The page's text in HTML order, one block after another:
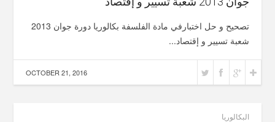
تصحيح و حل اختبارفي مادة الفلسفة بكالوريا دورة جوان 2013
شعبة تسيير و إقتصاد...
OCTOBER 21, 2016
البكالوريا